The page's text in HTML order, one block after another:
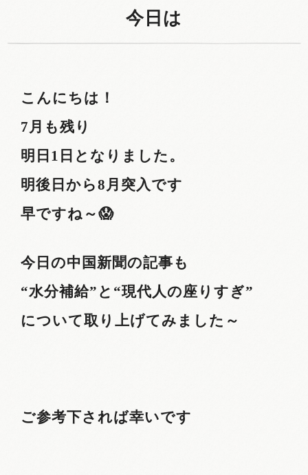
今日は
こんにちは！
7月も残り
明日 1 日となりました。
明後日 から8月突入です
早ですね～😱
今日の中国新聞の記事も
“水分補給”と“現代人の座りすぎ”
について取り上げてみました～
ご参考下されば幸いです